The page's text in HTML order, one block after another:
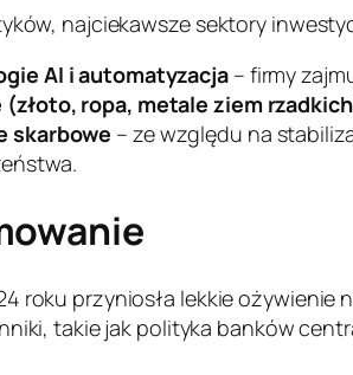
najciekawsze sektory
AI i automatyzacja – firmy
(złoto, ropa, metale ziem
skarbowe – ze względu na
roku przyniosła lekkie
takie jak polityka banków